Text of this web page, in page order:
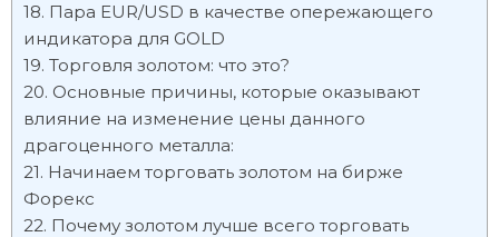
Пара EUR/USD в качестве опережающего
индикатора для GOLD
Торговля золотом: что это?
Основные причины, которые оказывают
влияние на изменение цены данного
драгоценного металла:
Начинаем торговать золотом на бирже
Форекс
Почему золотом лучше всего торговать